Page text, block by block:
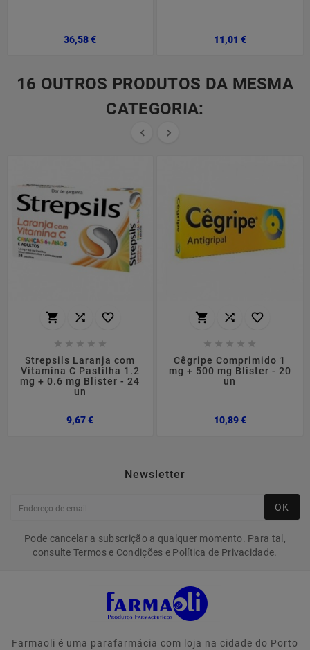
36,58 €Preço 11,01 €Preço
16 OUTROS PRODUTOS DA MESMA
CATEGORIA:
 
  
    
Strepsils Laranja com
Vitamina C Pastilha 1.2
mg + 0.6 mg Blister - 24
un
9,67 €Preço
  
    
Cêgripe Comprimido 1
mg + 500 mg Blister - 20
un
10,89 €Preço
Newsletter
OK
Pode cancelar a subscrição a qualquer momento. Para tal,
consulte Termos e Condições e Política de Privacidade.
Farmaoli é uma parafarmácia com loja na cidade do Porto